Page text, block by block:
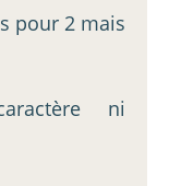
pour 2 mais
ni